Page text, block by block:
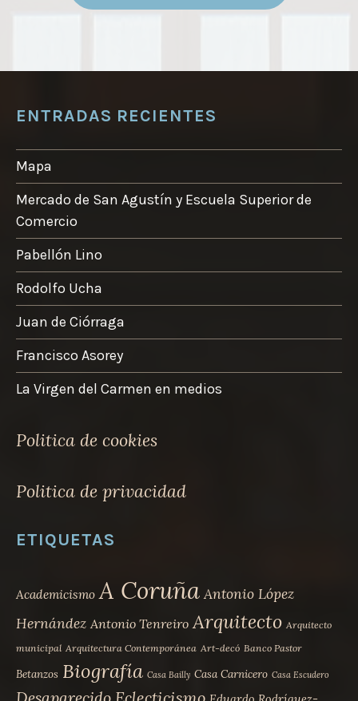
Las
en
la
producto
ENTRADAS RECIENTES
Mapa
Mercado de San Agustín y Escuela Superior de
Comercio
Pabellón Lino
Rodolfo Ucha
Juan de Ciórraga
Francisco Asorey
La Virgen del Carmen en medios
Politica de cookies
Politica de privacidad
ETIQUETAS
Academicismo A Coruña Antonio López
Hernández Antonio Tenreiro Arquitecto Arquitecto
municipal Arquitectura Contemporánea Art-decó Banco Pastor
Betanzos Biografía Casa Bailly Casa Carnicero Casa Escudero